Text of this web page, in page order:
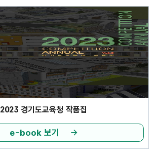
2023 경기도교육청 작품집
e-book 보기